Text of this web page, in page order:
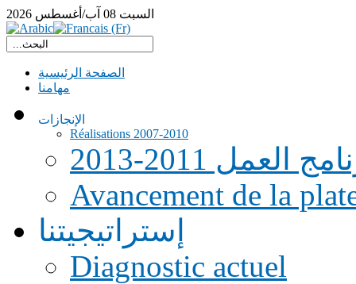
السبت 08 آب/أغسطس 2026
الصفحة الرئيسية
مهامنا
الإنجازات
Réalisations 2007-2010
العمل 2011-2013
Avancement de la
إستراتيجيتنا
Diagnostic actuel